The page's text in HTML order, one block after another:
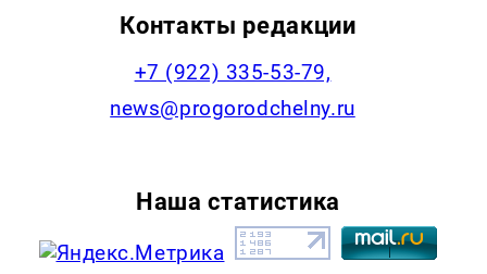
Контакты редакции
+7 (922) 335-53-79,
news@progorodchelny.ru
Наша статистика